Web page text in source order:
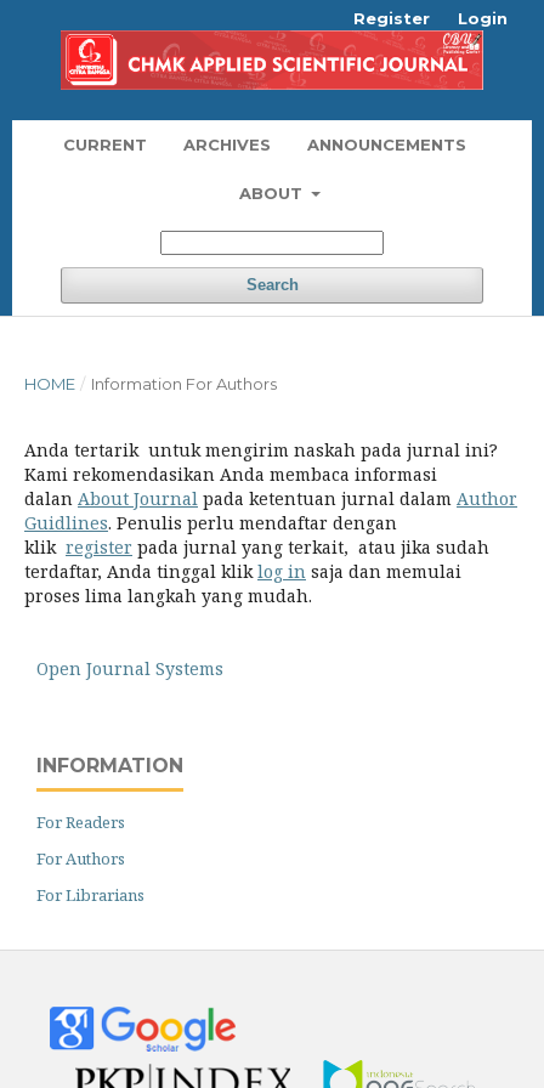
CURRENT ARCHIVES ANNOUNCEMENTS
ABOUT
Search
Register Login
HOME / Information For Authors
Anda tertarik untuk mengirim naskah pada jurnal ini?
Kami rekomendasikan Anda membaca informasi
dalan About Journal pada ketentuan jurnal dalam Author
Guidlines. Penulis perlu mendaftar dengan
klik register pada jurnal yang terkait, atau jika sudah
terdaftar, Anda tinggal klik log in saja dan memulai
proses lima langkah yang mudah.
Open Journal Systems
INFORMATION
For Readers
For Authors
For Librarians